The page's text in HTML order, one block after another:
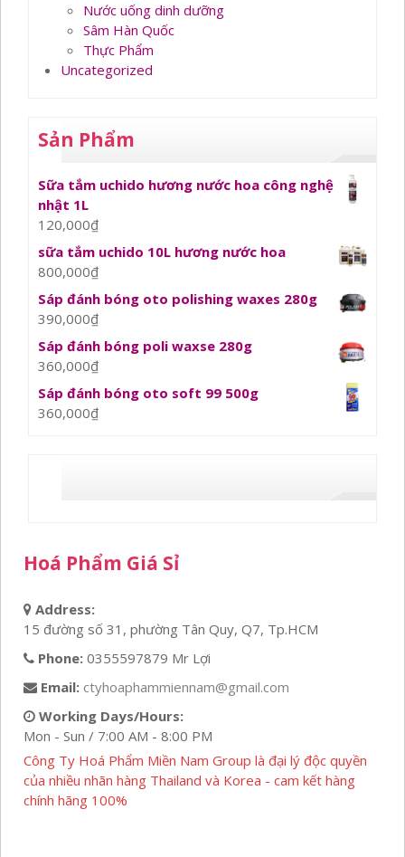
Nước uống dinh dưỡng
Sâm Hàn Quốc
Thực Phẩm
Uncategorized
Sản Phẩm
Sữa tắm uchido hương nước hoa công nghệ
nhật 1L
120,000₫
sữa tắm uchido 10L hương nước hoa
800,000₫
Sáp đánh bóng oto polishing waxes 280g
390,000₫
Sáp đánh bóng poli waxse 280g
360,000₫
Sáp đánh bóng oto soft 99 500g
360,000₫
Hoá Phẩm Giá Sỉ
Address:
15 đường số 31, phường Tân Quy, Q7, Tp.HCM
Phone: 0355597879 Mr Lợi
Email: ctyhoaphammiennam@gmail.com
Working Days/Hours:
Mon - Sun / 7:00 AM - 8:00 PM
Công Ty Hoá Phẩm Miền Nam Group là đại lý độc quyền
của nhiều nhãn hàng Thailand và Korea - cam kết hàng
chính hãng 100%